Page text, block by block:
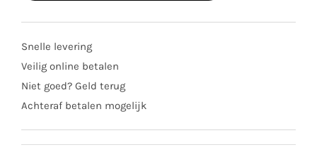
3383
crudo
aantal
Snelle levering
Veilig online betalen
Niet goed? Geld terug
Achteraf betalen mogelijk